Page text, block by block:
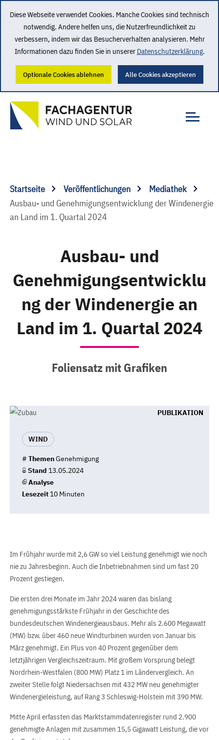
Diese Webseite verwendet Cookies. Manche Cookies sind technisch
notwendig. Andere helfen uns, die Nutzerfreundlichkeit zu
verbessern, indem wir das Besucherverhalten analysieren. Mehr
Informationen dazu finden Sie in unserer Datenschutzerklärung.
Optionale Cookies ablehnen Alle Cookies akzeptieren
Startseite Veröffentlichungen
Mediathek
Ausbau- und Genehmigungsentwicklung der Windenergie
an Land im 1. Quartal 2024
Ausbau- und
Genehmigungsentwicklu
ng der Windenergie an
Land im 1. Quartal 2024
Foliensatz mit Grafiken
PUBLIKATION
WIND
# ThemenGenehmigung
Stand 13.05.2024
Analyse
Lesezeit 10 Minuten
Im Frühjahr wurde mit 2,6 GW so viel Leistung genehmigt wie noch
nie zu Jahresbeginn. Auch die Inbetriebnahmen sind um fast 20
Prozent gestiegen.
Die ersten drei Monate im Jahr 2024 waren das bislang
genehmigungsstärkste Frühjahr in der Geschichte des
bundesdeutschen Windenergieausbaus. Mehr als 2.600 Megawatt
(MW) bzw. über 460 neue Windturbinen wurden von Januar bis
März genehmigt. Ein Plus von 40 Prozent gegenüber dem
letztjährigen Vergleichszeitraum. Mit großem Vorsprung belegt
Nordrhein-Westfalen (800 MW) Platz 1 im Ländervergleich. An
zweiter Stelle folgt Niedersachsen mit 432 MW neu genehmigter
Windenergieleistung, auf Rang 3 Schleswig-Holstein mit 390 MW.
Mitte April erfassten das Marktstammdatenregister rund 2.900
genehmigte Anlagen mit zusammen 15,5 Gigawatt Leistung, die vor